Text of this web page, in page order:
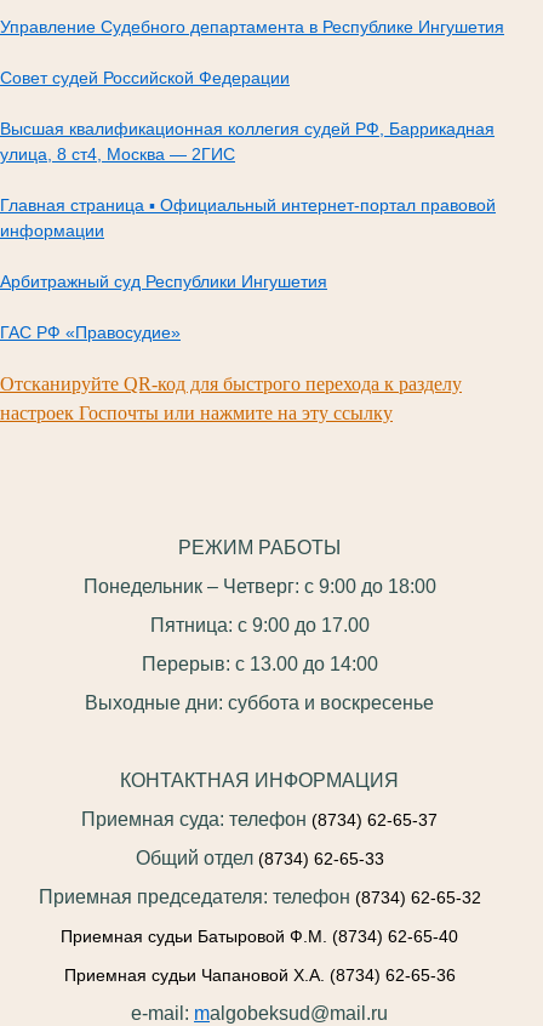
Управление Судебного департамента в Республике Ингушетия
Совет судей Российской Федерации
Высшая квалификационная коллегия судей РФ, Баррикадная
улица, 8 ст4, Москва — 2ГИС
Главная страница ▪ Официальный интернет-портал правовой
информации
Арбитражный суд Республики Ингушетия
ГАС РФ «Правосудие»
Отсканируйте QR-код для быстрого перехода к разделу
настроек Госпочты или нажмите на эту ссылку
РЕЖИМ РАБОТЫ
Понедельник – Четверг: с 9:00 до 18:00
Пятница: с 9:00 до 17.00
Перерыв: с 13.00 до 14:00
Выходные дни: суббота и воскресенье
КОНТАКТНАЯ ИНФОРМАЦИЯ
Приемная суда: телефон(8734) 62-65-37
Общий отдел (8734) 62-65-33
Приемная председателя: телефон (8734) 62-65-32
Приемная судьи Батыровой Ф.М.(8734) 62-65-40
Приемная судьи Чапановой Х.А. (8734) 62-65-36
e-mail: malgobeksud@mail.ru